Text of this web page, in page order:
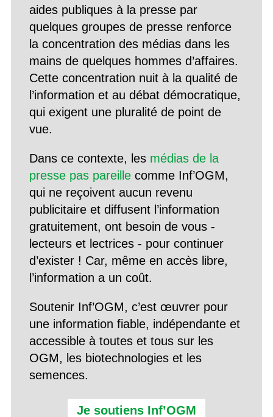
aides publiques à la presse par
quelques groupes de presse renforce
la concentration des médias dans les
mains de quelques hommes d’affaires.
Cette concentration nuit à la qualité de
l’information et au débat démocratique,
qui exigent une pluralité de point de
vue.
Dans ce contexte, les médias de la
presse pas pareillecomme Inf’OGM,
qui ne reçoivent aucun revenu
publicitaire et diffusent l’information
gratuitement, ont besoin de vous -
lecteurs et lectrices - pour continuer
d’exister ! Car, même en accès libre,
l’information a un coût.
Soutenir Inf’OGM, c’est œuvrer pour
une information fiable, indépendante et
accessible à toutes et tous sur les
OGM, les biotechnologies et les
semences.
Je soutiens Inf’OGM